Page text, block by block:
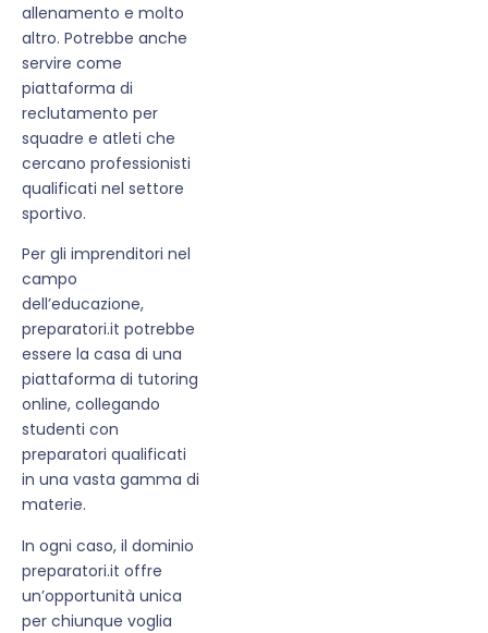
allenamento e molto
altro. Potrebbe anche
servire come
piattaforma di
reclutamento per
squadre e atleti che
cercano professionisti
qualificati nel settore
sportivo.
Per gli imprenditori nel
campo
dell’educazione,
preparatori.it potrebbe
essere la casa di una
piattaforma di tutoring
online, collegando
studenti con
preparatori qualificati
in una vasta gamma di
materie.
In ogni caso, il dominio
preparatori.it offre
un’opportunità unica
per chiunque voglia